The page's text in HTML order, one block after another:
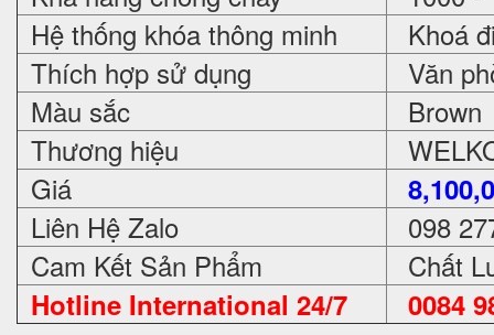
Hệ thống khóa thông minh
Khoá
Thích hợp sử dụng
Văn
Màu sắc
Brown
Thương hiệu
Giá
Liên Hệ Zalo
098
Cam Kết Sản Phẩm
Chất
Hotline International 24/7 0084